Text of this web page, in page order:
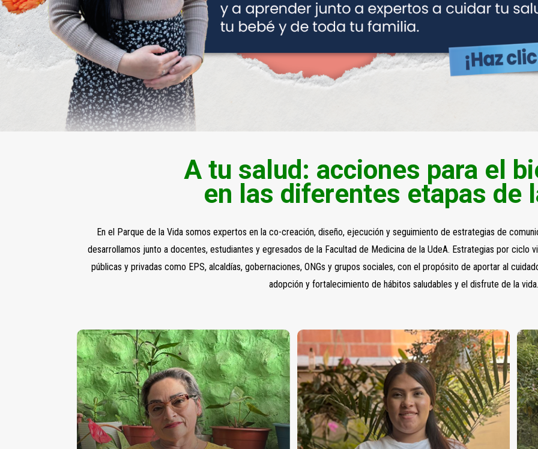
A tu salud: acciones para el
en las diferentes etapas de
En el Parque de la Vida somos expertos en la co-creación, diseño, ejecución y seguimiento de estrategias de
desarrollamos junto a docentes, estudiantes y egresados de la Facultad de Medicina de la UdeA. Estrategias por ciclo
públicas y privadas como EPS, alcaldías, gobernaciones, ONGs y grupos sociales, con el propósito de aportar al
adopción y fortalecimiento de hábitos saludables y el disfrute de la vida.